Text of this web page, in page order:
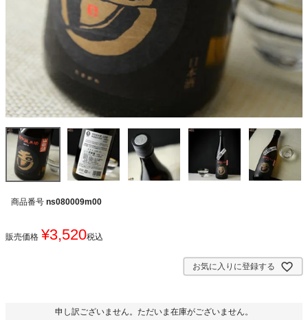
商品番号 ns080009m00
販売価格 ¥3,520税込
お気に入りに登録する
申し訳ございません。ただいま在庫がございません。